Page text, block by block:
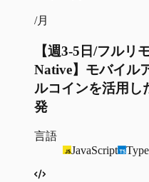
/月
【週3-5日/フルリ
Native】モバイル
ルコインを活用し
発
言語
JavaScript